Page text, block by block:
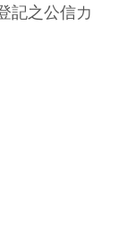
記之公信力